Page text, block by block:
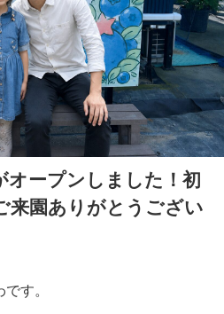
オープンしました！初
来園ありがとうござい
す。